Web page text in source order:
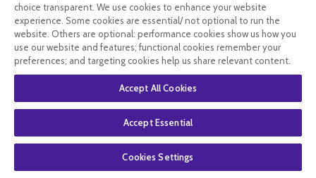
choice transparent. We use cookies to enhance your website
experience. Some cookies are essential/ not optional to run the
website. Others are optional: performance cookies show us how you
use our website and features; functional cookies remember your
preferences; and targeting cookies help us share relevant content.
Accept All Cookies
Accept Essential
Cookies Settings